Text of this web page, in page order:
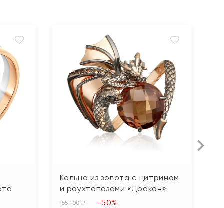
Кольцо из золота с цитрином
и раухтопазами «Дракон»
155 100 ₽ -50%